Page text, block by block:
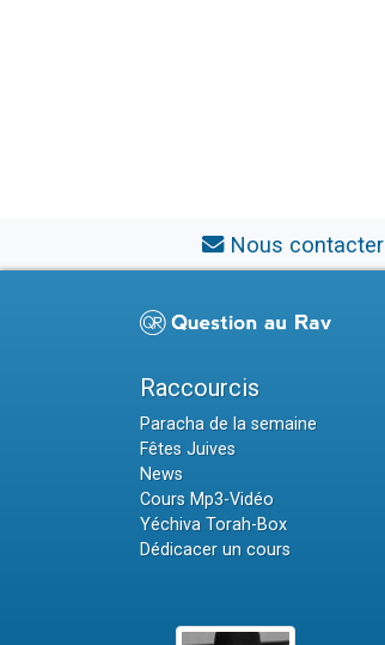
Nous contacter
Raccourcis
Paracha de la semaine
Fêtes Juives
News
Cours Mp3-Vidéo
Yéchiva Torah-Box
Dédicacer un cours